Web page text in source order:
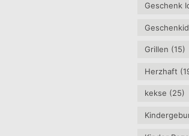
Geschenk
Grillen (15)
Herzhaft
kekse (25)